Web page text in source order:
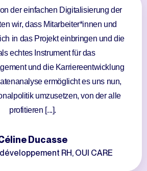
der einfachen Digitalisierung der
wir, dass Mitarbeiter*innen und
in das Projekt einbringen und die
echtes Instrument für das
und die Karriereentwicklung
ermöglicht es uns nun,
umzusetzen, von der alle
profitieren [...].
Ducasse
RH, OUI CARE